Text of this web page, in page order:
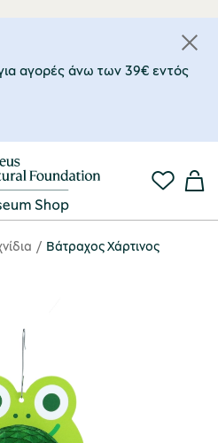
αγορές άνω των 39€ εντός
Βάτραχος Χάρτινος